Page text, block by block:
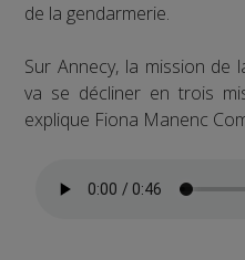
de la gendarmerie.
Sur Annecy, la mission de
va se décliner en trois
explique Fiona Manenc